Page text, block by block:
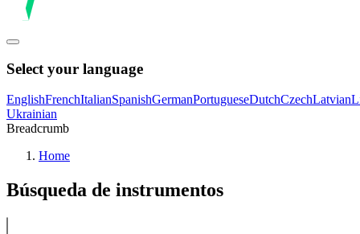
Select your language
EnglishFrenchItalianSpanishGermanPortugueseDutchCzechLatvian
Ukrainian
Breadcrumb
Home
Búsqueda de instrumentos